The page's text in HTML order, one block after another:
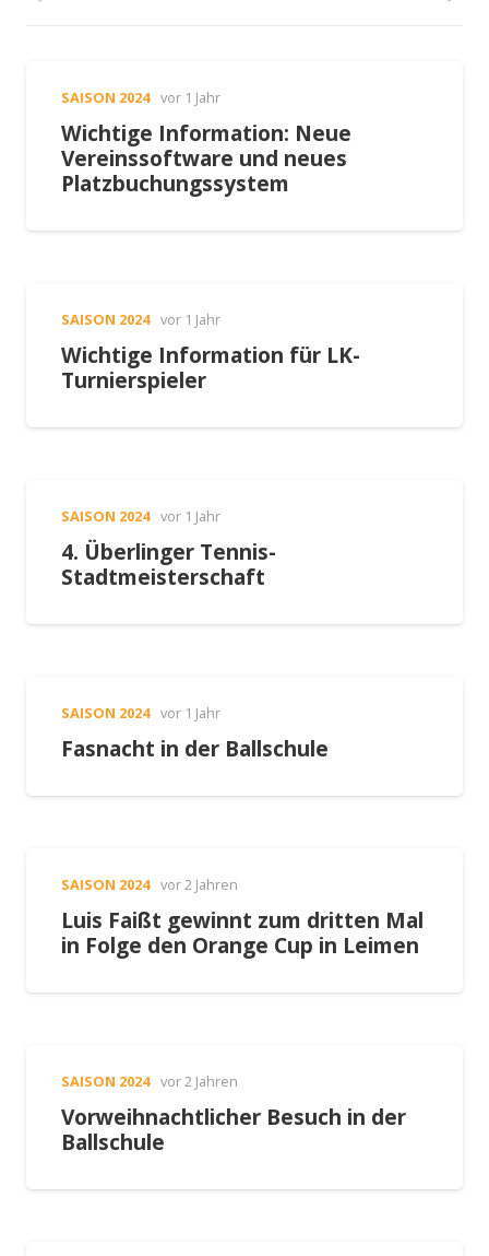
SAISON 2024 vor 1 Jahr
Wichtige Information: Neue
Vereinssoftware und neues
Platzbuchungssystem
SAISON 2024 vor 1 Jahr
Wichtige Information für LK-
Turnierspieler
SAISON 2024 vor 1 Jahr
4. Überlinger Tennis-
Stadtmeisterschaft
SAISON 2024 vor 1 Jahr
Fasnacht in der Ballschule
SAISON 2024 vor 2 Jahren
Luis Faißt gewinnt zum dritten Mal
in Folge den Orange Cup in Leimen
SAISON 2024 vor 2 Jahren
Vorweihnachtlicher Besuch in der
Ballschule